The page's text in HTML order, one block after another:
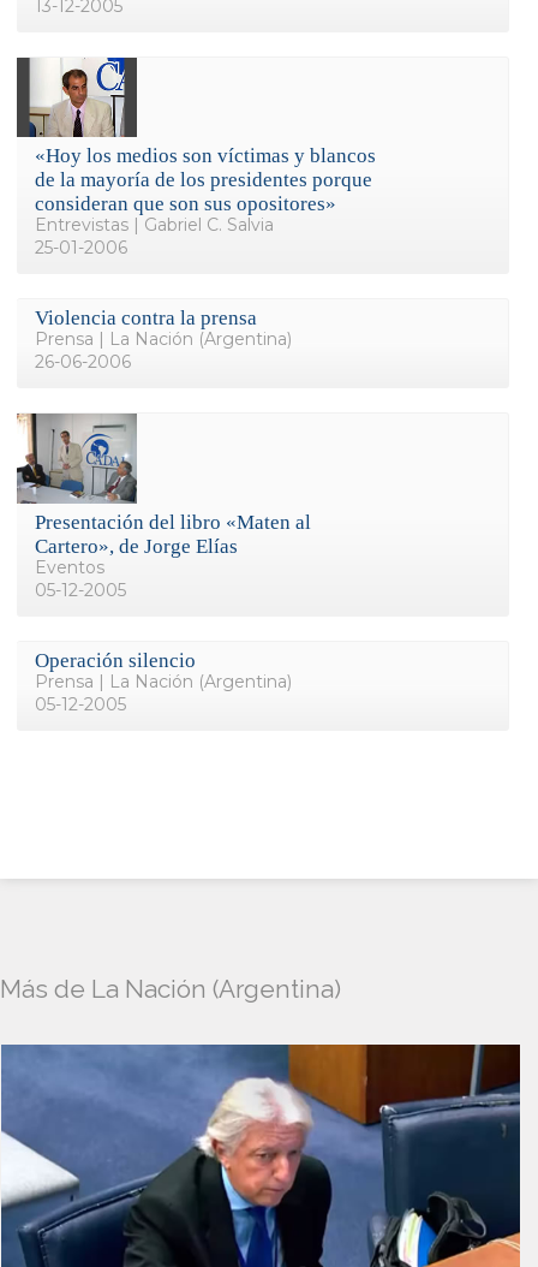
13-12-2005
«Hoy los medios son víctimas y blancos
de la mayoría de los presidentes porque
consideran que son sus opositores»
Entrevistas | Gabriel C. Salvia
25-01-2006
Violencia contra la prensa
Prensa | La Nación (Argentina)
26-06-2006
Presentación del libro «Maten al
Cartero», de Jorge Elías
Eventos
05-12-2005
Operación silencio
Prensa | La Nación (Argentina)
05-12-2005
Más de La Nación (Argentina)